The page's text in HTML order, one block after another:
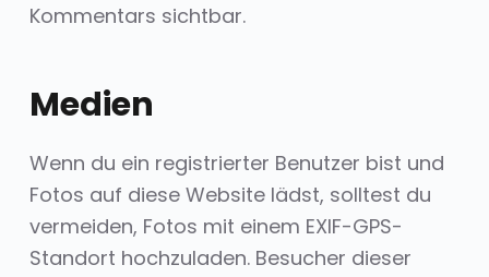
Kommentars sichtbar.
Medien
Wenn du ein registrierter Benutzer bist und
Fotos auf diese Website lädst, solltest du
vermeiden, Fotos mit einem EXIF-GPS-
Standort hochzuladen. Besucher dieser